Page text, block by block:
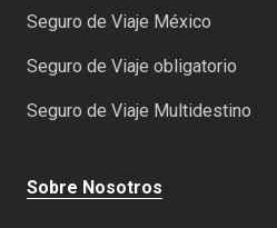
Seguro de Viaje México
Seguro de Viaje obligatorio
Seguro de Viaje Multidestino
Sobre Nosotros